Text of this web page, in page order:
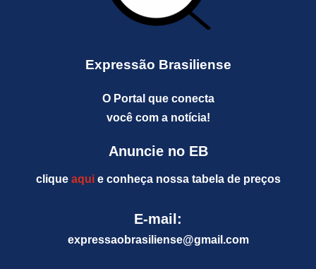
Expressão Brasiliense
O Portal que conecta
você com a notícia!
Anuncie no EB
clique aquie conheça nossa tabela de preços
E-mail:
expressaobrasiliense@gmail.com